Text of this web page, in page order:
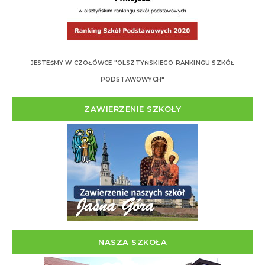
JESTEŚMY W CZOŁÓWCE "OLSZTYŃSKIEGO RANKINGU SZKÓŁ
PODSTAWOWYCH"
ZAWIERZENIE SZKOŁY
NASZA SZKOŁA